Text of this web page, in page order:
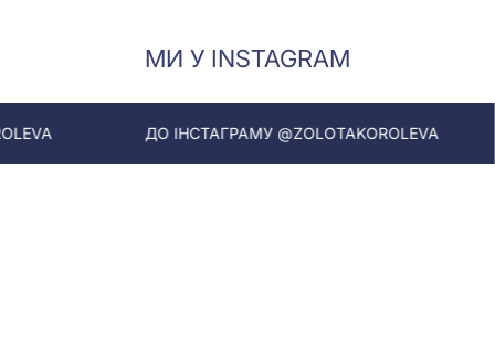
МИ У INSTAGRAM
ДО ІНСТАГРАМУ @ZOLOTAKOROLEVA ДО